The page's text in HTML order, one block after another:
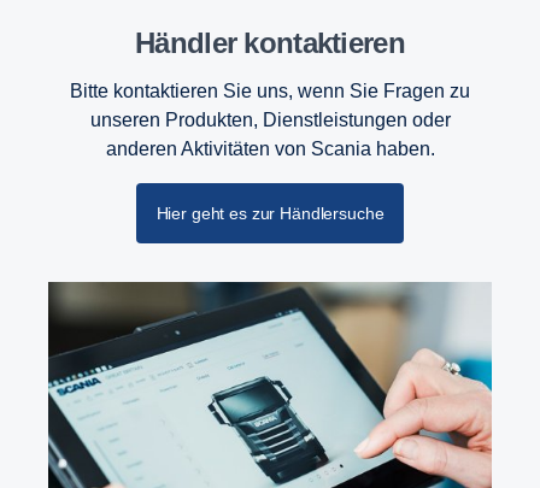
Händler kontaktieren
Bitte kontaktieren Sie uns, wenn Sie Fragen zu
unseren Produkten, Dienstleistungen oder
anderen Aktivitäten von Scania haben.
Hier geht es zur Händlersuche